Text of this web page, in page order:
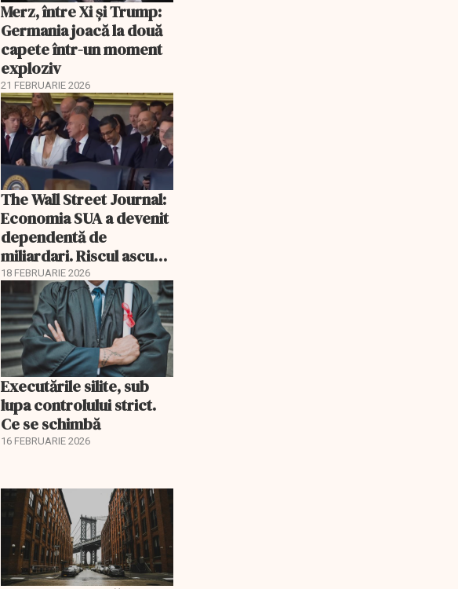
Merz, între Xi și Trump:
Germania joacă la două
capete într-un moment
exploziv
21 FEBRUARIE 2026
The Wall Street Journal:
Economia SUA a devenit
dependentă de
miliardari. Riscul ascuns
pentru burse și consum
18 FEBRUARIE 2026
Executările silite, sub
lupa controlului strict.
Ce se schimbă
16 FEBRUARIE 2026